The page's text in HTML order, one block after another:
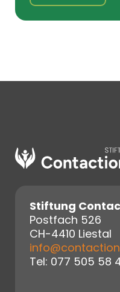
Stiftung
Postfach 526
CH-4410 Liestal
Tel: 077 505 58